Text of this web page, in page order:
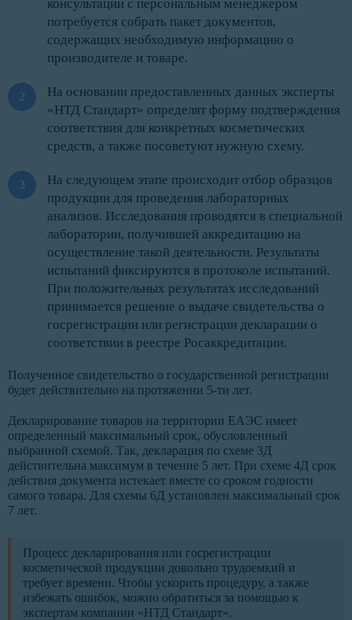
консультации с персональным менеджером
потребуется собрать пакет документов,
содержащих необходимую информацию о
производителе и товаре.
На основании предоставленных данных эксперты
«НТД Стандарт» определят форму подтверждения
соответствия для конкретных косметических
средств, а также посоветуют нужную схему.
На следующем этапе происходит отбор образцов
продукции для проведения лабораторных
анализов. Исследования проводятся в специальной
лаборатории, получившей аккредитацию на
осуществление такой деятельности. Результаты
испытаний фиксируются в протоколе испытаний.
При положительных результатах исследований
принимается решение о выдаче свидетельства о
госрегистрации или регистрации декларации о
соответствии в реестре Росаккредитации.
Полученное свидетельство о государственной регистрации
будет действительно на протяжении 5-ти лет.
Декларирование товаров на территории ЕАЭС имеет
определенный максимальный срок, обусловленный
выбранной схемой. Так, декларация по схеме 3Д
действительна максимум в течение 5 лет. При схеме 4Д срок
действия документа истекает вместе со сроком годности
самого товара. Для схемы 6Д установлен максимальный срок
7 лет.
Процесс декларирования или госрегистрации
косметической продукции довольно трудоемкий и
требует времени. Чтобы ускорить процедуру, а также
избежать ошибок, можно обратиться за помощью к
экспертам компании «НТД Стандарт».